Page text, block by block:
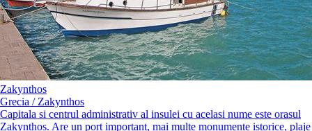
Zakynthos
Grecia / Zakynthos
Capitala si centrul administrativ al insulei cu acelasi nume este orasul
Zakynthos. Are un port important, mai multe monumente istorice, plaje